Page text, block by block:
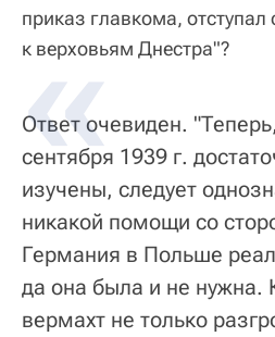
приказ главкома,
к верховьям Днестра"?
Ответ очевиден.
сентября 1939 г.
изучены, следует
никакой помощи со
Германия в Польше
да она была и не нужна.
вермахт не только